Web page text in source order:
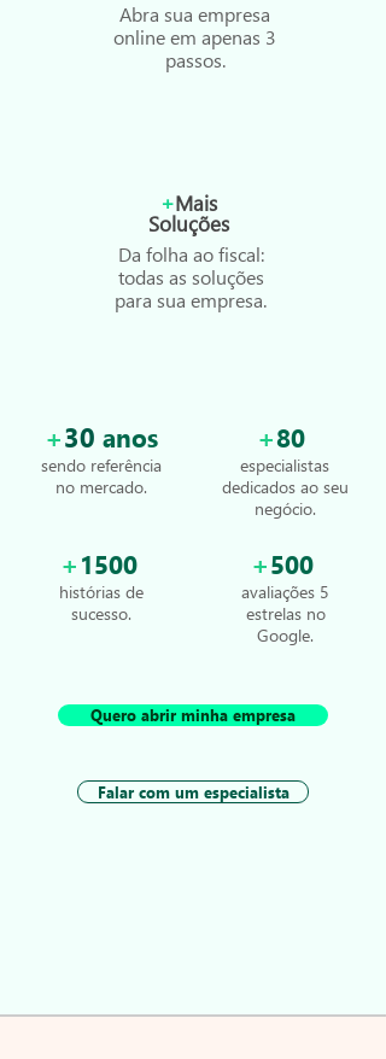
Abra sua empresa
online em apenas 3
passos.
+Mais
Soluções
Da folha ao fiscal:
todas as soluções
para sua empresa.
+30 anos
sendo referência
no mercado.
+80
especialistas
dedicados ao seu
negócio.
+ 1500
histórias de
sucesso.
+500
avaliações 5
estrelas no
Google.
Quero abrir minha empresa
Falar com um especialista